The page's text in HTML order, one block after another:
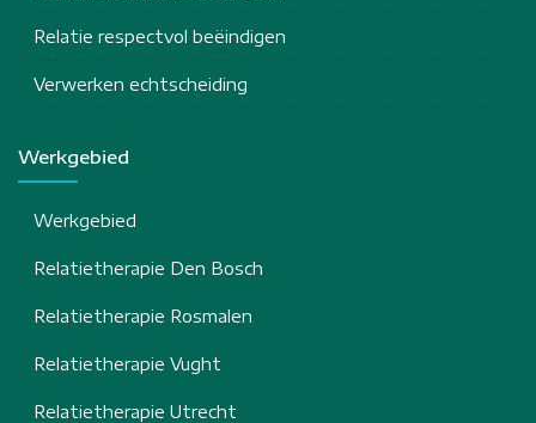
Relatie respectvol beëindigen
Verwerken echtscheiding
Werkgebied
Werkgebied
Relatietherapie Den Bosch
Relatietherapie Rosmalen
Relatietherapie Vught
Relatietherapie Utrecht